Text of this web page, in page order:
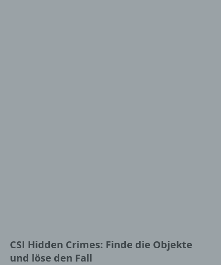
CSI Hidden Crimes: Finde die Objekte
und löse den Fall